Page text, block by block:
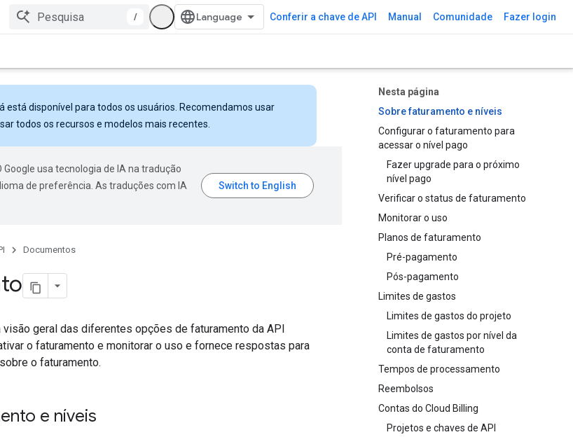
/ Conferir a chave de API Manual Comunidade Fazer login
Nesta página
Sobre faturamento e níveis
Configurar o faturamento para
acessar o nível pago
Fazer upgrade para o próximo
nível pago
Verificar o status de faturamento
Monitorar o uso
Planos de faturamento
Pré-pagamento
Pós-pagamento
Limites de gastos
Limites de gastos do projeto
Limites de gastos por nível da
conta de faturamento
Tempos de processamento
Reembolsos
Contas do Cloud Billing
Projetos e chaves de API
está disponível para todos os usuários. Recomendamos usar
todos os recursos e modelos mais recentes.
Google usa tecnologia de IA na tradução
de preferência. As traduções com IA
Documentos
visão geral das diferentes opções de faturamento da API
o faturamento e monitorar o uso e fornece respostas para
o faturamento.
e níveis